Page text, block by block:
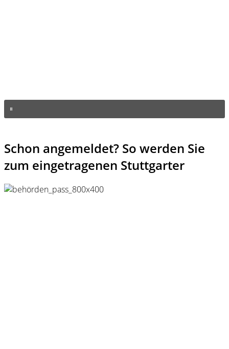
Schon angemeldet? So werden Sie
zum eingetragenen Stuttgarter